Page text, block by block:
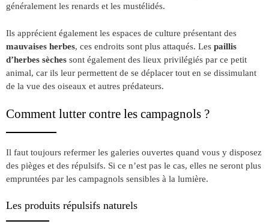
généralement les renards et les mustélidés.
Ils apprécient également les espaces de culture présentant des
mauvaises herbes, ces endroits sont plus attaqués. Les paillis
d’herbes sèches sont également des lieux privilégiés par ce petit
animal, car ils leur permettent de se déplacer tout en se dissimulant
de la vue des oiseaux et autres prédateurs.
Comment lutter contre les campagnols ?
Il faut toujours refermer les galeries ouvertes quand vous y disposez
des pièges et des répulsifs. Si ce n’est pas le cas, elles ne seront plus
empruntées par les campagnols sensibles à la lumière.
Les produits répulsifs naturels